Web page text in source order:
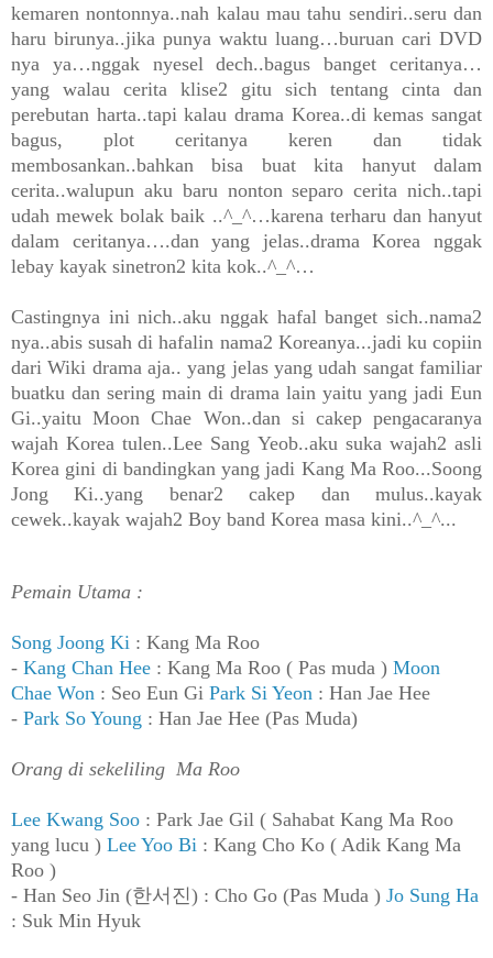
kemaren nontonnya..nah kalau mau tahu sendiri..seru dan
haru birunya..jika punya waktu luang…buruan cari DVD
nya ya…nggak nyesel dech..bagus banget ceritanya…
yang walau cerita klise2 gitu sich tentang cinta dan
perebutan harta..tapi kalau drama Korea..di kemas sangat
bagus, plot ceritanya keren dan tidak
membosankan..bahkan bisa buat kita hanyut dalam
cerita..walupun aku baru nonton separo cerita nich..tapi
udah mewek bolak baik ..^_^…karena terharu dan hanyut
dalam ceritanya….dan yang jelas..drama Korea nggak
lebay kayak sinetron2 kita kok..^_^…
Castingnya ini nich..aku nggak hafal banget sich..nama2
nya..abis susah di hafalin nama2 Koreanya...jadi ku copiin
dari Wiki drama aja.. yang jelas yang udah sangat familiar
buatku dan sering main di drama lain yaitu yang jadi Eun
Gi..yaitu Moon Chae Won..dan si cakep pengacaranya
wajah Korea tulen..Lee Sang Yeob..aku suka wajah2 asli
Korea gini di bandingkan yang jadi Kang Ma Roo...Soong
Jong Ki..yang benar2 cakep dan mulus..kayak
cewek..kayak wajah2 Boy band Korea masa kini..^_^...
Pemain Utama :
Song Joong Ki : Kang Ma Roo
- Kang Chan Hee : Kang Ma Roo ( Pas muda ) Moon
Chae Won : Seo Eun Gi Park Si Yeon : Han Jae Hee
- Park So Young : Han Jae Hee (Pas Muda)
Orang di sekeliling Ma Roo
Lee Kwang Soo : Park Jae Gil ( Sahabat Kang Ma Roo
yang lucu ) Lee Yoo Bi : Kang Cho Ko ( Adik Kang Ma
Roo )
- Han Seo Jin (한서진) : Cho Go (Pas Muda ) Jo Sung Ha
: Suk Min Hyuk